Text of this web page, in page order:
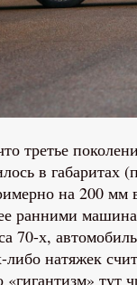
третье
в габаритах
на 200 мм
ранними
70-х,
либо натяжек
тут